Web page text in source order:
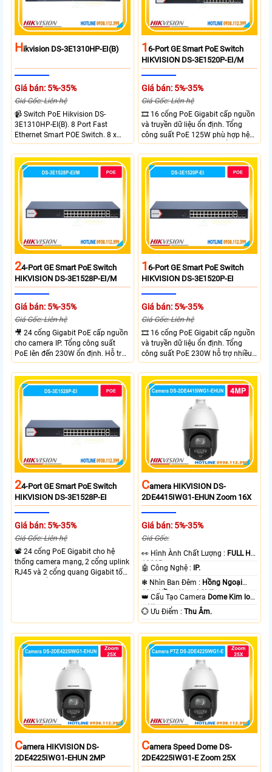
HIkvision DS-3E1310HP-EI(B)
Giá bán: 5%-35%
Giá Gốc: Liên hệ
📹 Switch PoE Hikvision DS-
3E1310HP-EI(B). 8 Port Fast
Ethernet Smart POE Switch. 8 x
10/100M PoE Ports, 2 x Gigabit
Uplink Ports.
16-Port GE Smart PoE Switch
HIKVISION DS-3E1520P-EI/M
Giá bán: 5%-35%
Giá Gốc: Liên hệ
🎞 16 cổng PoE Gigabit cấp nguồn
và truyền dữ liệu ổn định. Tổng
công suất PoE 125W phù hợp hệ
thống camera IP vừa. 2 cổng RJ45
Gigabit và 2 cổng quang SFP mở
rộng linh hoạt. Hỗ trợ truyền PoE
xa tối đa lên đến 300 mét.
24-Port GE Smart PoE Switch
HIKVISION DS-3E1528P-EI/M
Giá bán: 5%-35%
Giá Gốc: Liên hệ
🎥 24 cổng Gigabit PoE cấp nguồn
cho camera IP. Tổng công suất
PoE lên đến 230W ổn định. Hỗ trợ
truyền PoE xa đến 300 mét. Băng
thông chuyển mạch đạt 68 Gbps
mạnh mẽ.
16-Port GE Smart PoE Switch
HIKVISION DS-3E1520P-EI
Giá bán: 5%-35%
Giá Gốc: Liên hệ
🎞 16 cổng PoE Gigabit cấp nguồn
và truyền dữ liệu ổn định. Tổng
công suất PoE 230W hỗ trợ nhiều
thiết bị cùng lúc. Tốc độ chuyển
mạch 68Gbps đảm bảo hiệu suất
cao ổn định. Hỗ trợ truyền PoE xa
lên đến 300m cho hệ thống
24-Port GE Smart PoE Switch
HIKVISION DS-3E1528P-EI
Giá bán: 5%-35%
Giá Gốc: Liên hệ
📽 24 cổng PoE Gigabit cho hệ
thống camera mạng, 2 cổng uplink
RJ45 và 2 cổng quang Gigabit tốc
CAmera HIKVISION DS-
2DE4415IWG1-EHUN Zoom 16X
Giá bán: 5%-35%
Giá Gốc:
️👀 Hình Ành Chất Lượng : FULL HD
1080P .
🤖️ Công Nghệ :
IP.
❃ Nhìn Ban Đêm : Hồng Ngoại
10m Hồng Ngoại SMD.
👑 Cấu Tạo Camera Dome Kim loại
+ Nhựa.
️💮 Ưu Điểm :Thu Âm.
CAmera HIKVISION DS-
2DE4225IWG1-EHUN 2MP
CAmera Speed Dome DS-
2DE4225IWG1-E Zoom 25X